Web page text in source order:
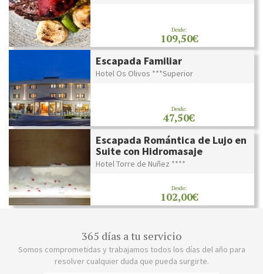
Desde:
109,50€
Escapada Familiar
Hotel Os Olivos ***Superior
Desde:
47,50€
Escapada Romántica de Lujo en
Suite con Hidromasaje
Hotel Torre de Nuñez ****
Desde:
102,00€
365 días a tu servicio
Somos comprometidas y trabajamos todos los días del año para
resolver cualquier duda que pueda surgirte.